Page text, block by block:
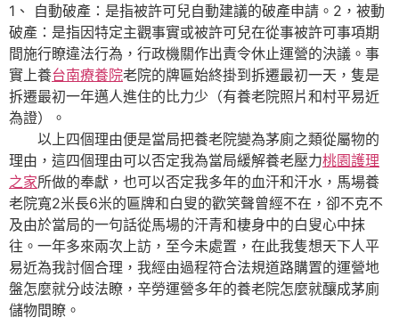
1、 自動破產：是指被許可兒自動建議的破產申請。2，被動
破產：是指因特定主觀事實或被許可兒在從事被許可事項期
間施行瞭違法行為，行政機關作出責令休止運營的決議。事
實上養台南療養院老院的牌匾始終掛到拆遷最初一天，隻是
拆遷最初一年邁人進住的比力少（有養老院照片和村平易近
為證）。
以上四個理由便是當局把養老院變為茅廁之類從屬物的
理由，這四個理由可以否定我為當局緩解養老壓力桃園護理
之家所做的奉獻，也可以否定我多年的血汗和汗水，馬場養
老院寬2米長6米的匾牌和白叟的歡笑聲曾經不在，卻不克不
及由於當局的一句話從馬場的汗青和棲身中的白叟心中抹
往。一年多來兩次上訪，至今未處置，在此我隻想天下人平
易近為我討個合理，我經由過程符合法規道路購置的運營地
盤怎麼就分歧法瞭，辛勞運營多年的養老院怎麼就釀成茅廁
儲物間瞭。